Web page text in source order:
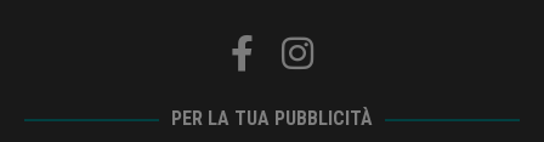
PER LA TUA PUBBLICITÀ